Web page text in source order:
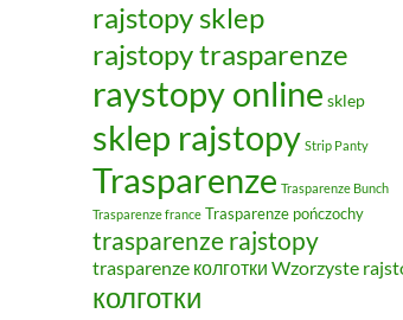
rajstopy sklep
rajstopy trasparenze
raystopy online sklep
sklep rajstopy Strip Panty
Trasparenze Trasparenze Bunch
Trasparenze france Trasparenze pończochy
trasparenze rajstopy
trasparenze колготки Wzorzyste
колготки